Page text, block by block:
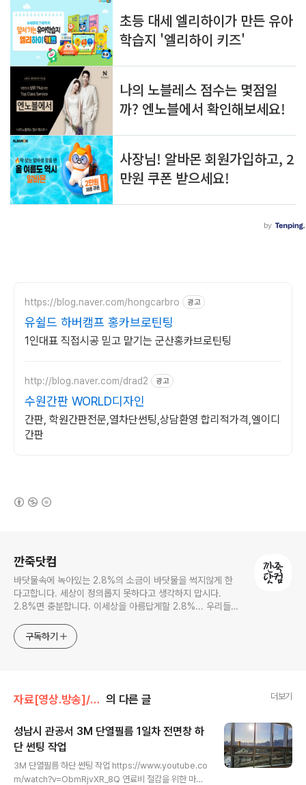
https://blog.naver.com/hongcarbro 광고
유쉴드 하버캠프 홍카브로틴팅
1인대표 직접시공 믿고 맡기는 군산홍카브로틴팅
http://blog.naver.com/drad2 광고
수원간판 WORLD디자인
간판, 학원간판전문,열차단썬팅,상담환영 합리적가격,엘이디
간판
깐죽닷컴
바닷물속에 녹아있는 2.8%의 소금이 바닷물을 썩지않게 한
다고합니다. 세상이 정의롭지 못하다고 생각하지 맙시다.
2.8%면 충분합니다. 이세상을 아름답게할 2.8%... 우리들의
구독하기
자료[영상.방송]/3M 단열필름 의 다른 글 더보기
성남시 관공서 3M 단열필름 1일차 전면창 하
단 썬팅 작업
3M 단열필름 하단 썬팅 작업 https://www.youtube.co
m/watch?v=ObmRjvXR_8Q 연료비 절감을 위한 마지